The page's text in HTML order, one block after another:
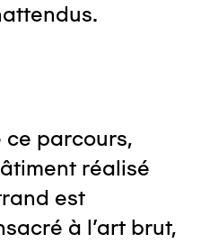
ce parcours,
réalisé
est
à l’art brut,